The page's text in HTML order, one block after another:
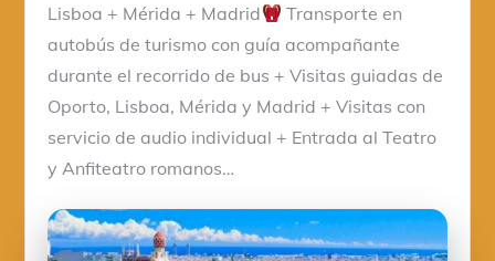
Lisboa + Mérida + Madrid
Transporte en
autobús de turismo con guía acompañante
durante el recorrido de bus + Visitas guiadas de
Oporto, Lisboa, Mérida y Madrid + Visitas con
servicio de audio individual + Entrada al Teatro
y Anfiteatro romanos…